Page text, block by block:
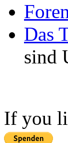
Das
sind
If you